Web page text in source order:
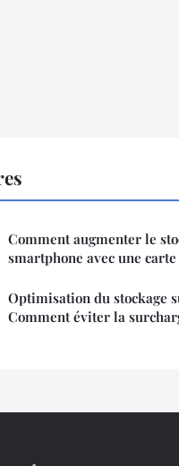
Comment augmenter le
smartphone avec une carte
Optimisation du stockage
Comment éviter la